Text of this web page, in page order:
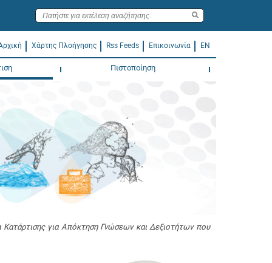
Χάρτης Πλοήγησης Rss Feeds Επικοινωνία EN
Πιστοποίηση
για Απόκτηση Γνώσεων και Δεξιοτήτων που